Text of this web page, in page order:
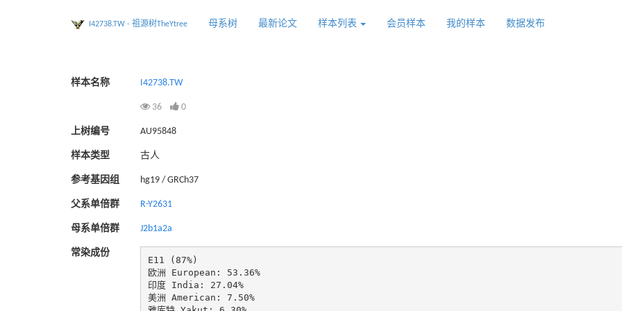
I42738.TW - 祖源树TheYtree 母系树 最新论文 样本列表 会员样本 我的样本 数据发布
样本名称 I42738.TW
36 0
上树编号 AU95848
样本类型 古人
参考基因组 hg19 / GRCh37
父系单倍群 R-Y2631
母系单倍群 J2b1a2a
常染成份
E11 (87%)
欧洲 European: 53.36%
印度 India: 27.04%
美洲 American: 7.50%